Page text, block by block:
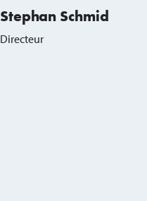
Stephan Schmid
Directeur